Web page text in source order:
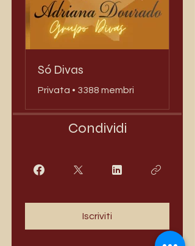
Só Divas
Privata • 3388 membri
Condividi
Iscriviti